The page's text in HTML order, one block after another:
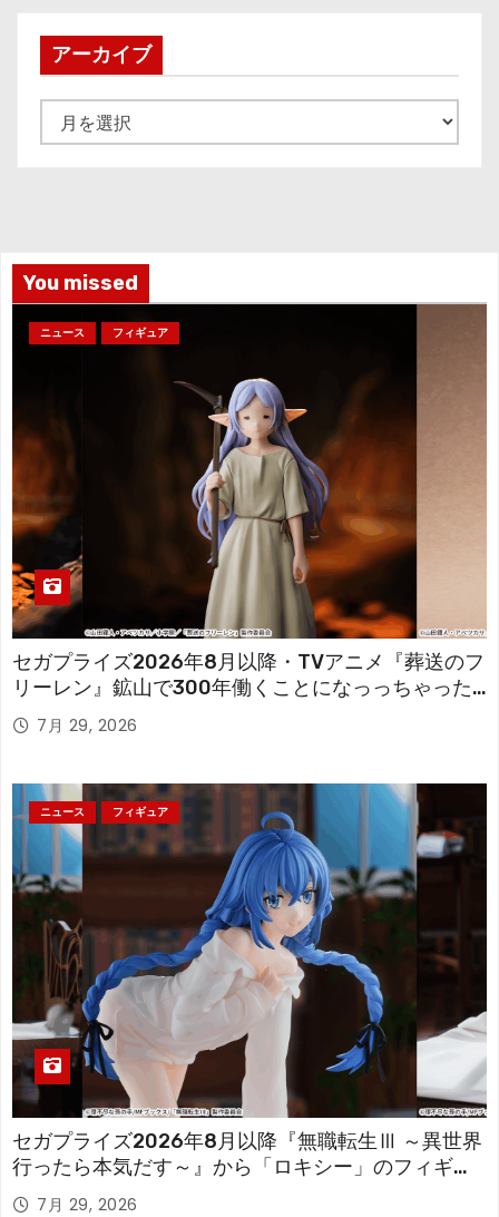
アーカイブ
ー
You missed
ニュース フィギュア
セガプライズ2026年8月以降・TVアニメ『葬送のフ
リーレン』鉱山で300年働くことになっっちゃった
「フリーレン」を立体化！
7月 29, 2026
ニュース フィギュア
セガプライズ2026年8月以降『無職転生Ⅲ ～異世界
行ったら本気だす～』から「ロキシー」のフィギュ
アが登場！
7月 29, 2026